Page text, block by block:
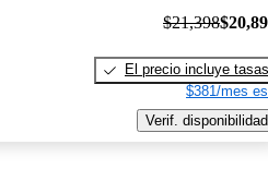
$21,398
El precio incluye tasas
$381/mes
Verif. disponibilidad